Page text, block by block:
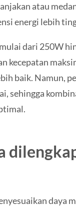
atau
energi lebih
dari 250W
kecepatan
baik. Namun,
sehingga
daya